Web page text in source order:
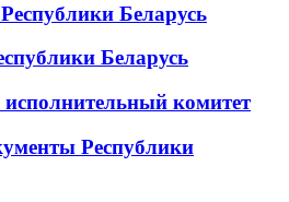
Беларусь
Беларусь
комитет
Республики